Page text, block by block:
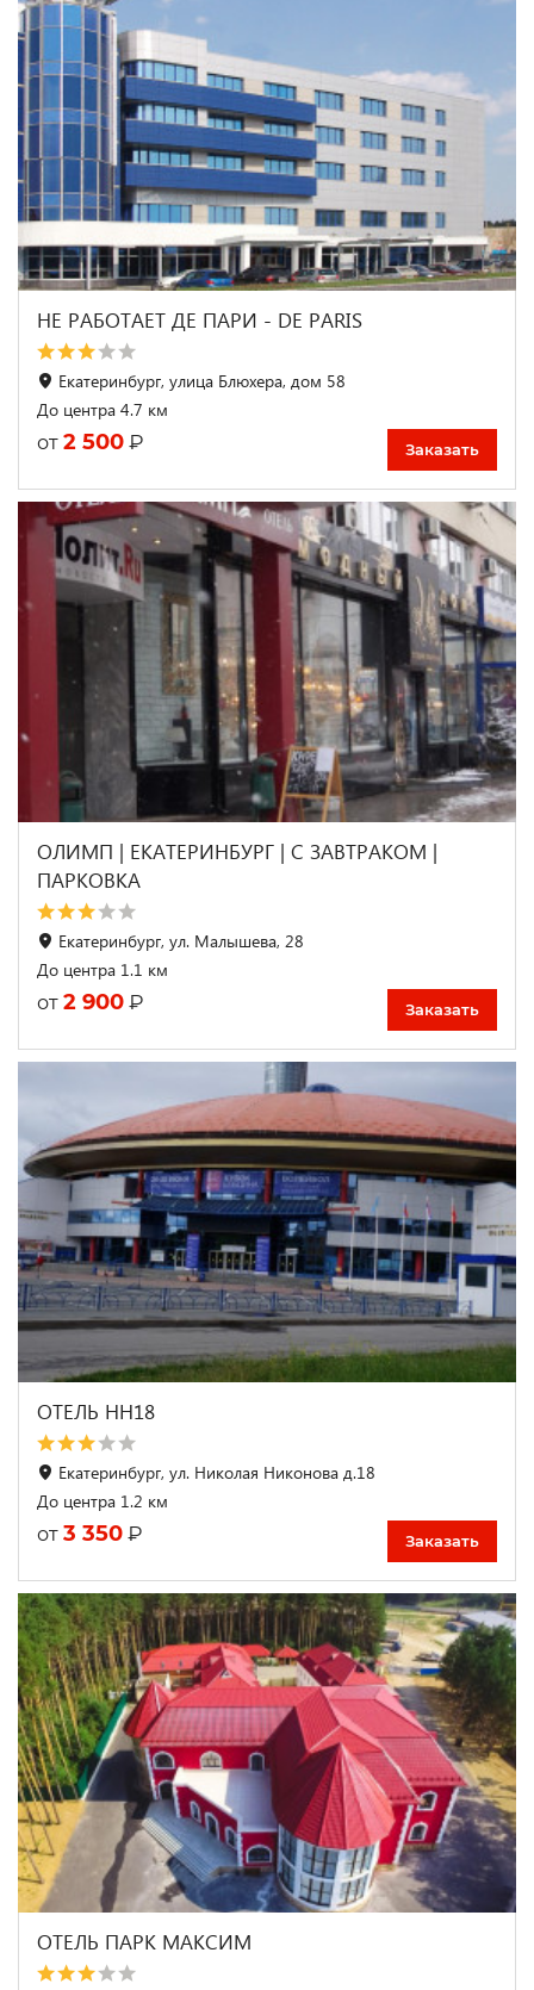
НЕ РАБОТАЕТ ДЕ ПАРИ - DE PARIS
Екатеринбург, улица Блюхера, дом 58
До центра 4.7 км
от 2 500 ₽ Заказать
ОЛИМП | ЕКАТЕРИНБУРГ | С ЗАВТРАКОМ |
ПАРКОВКА
Екатеринбург, ул. Малышева, 28
До центра 1.1 км
от 2 900 ₽ Заказать
ОТЕЛЬ НН18
Екатеринбург, ул. Николая Никонова д.18
До центра 1.2 км
от 3 350 ₽ Заказать
ОТЕЛЬ ПАРК МАКСИМ